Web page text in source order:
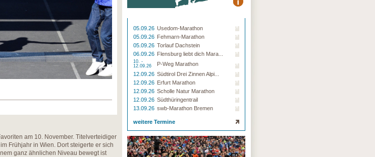
am 10. November. Titelverteidiger
Frühjahr in Wien. Dort steigerte er sich
ganz ähnlichen Niveau bewegt ist
05.09.26 Usedom-Marathon
05.09.26 Fehmarn-Marathon
05.09.26 Torlauf Dachstein
06.09.26 Flensburg liebt dich Mara...
10. -
12.09.26
P-Weg Marathon
12.09.26 Südtirol Drei Zinnen Alpi...
12.09.26 Erfurt Marathon
12.09.26 Scholle Natur Marathon
12.09.26 Südthüringentrail
13.09.26 swb-Marathon Bremen
weitere Termine